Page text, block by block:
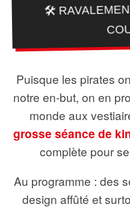
🛠️
Puisque les pirates
notre en-but, on en
monde aux
grosse séance de
complète pour
Au programme : des
design affûté et